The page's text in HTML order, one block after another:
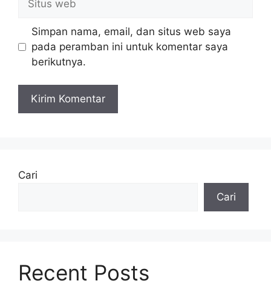
web
Simpan nama, email, dan situs web saya
pada peramban ini untuk komentar saya
berikutnya.
Cari
Cari
Recent Posts